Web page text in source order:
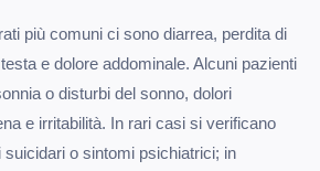
più comuni ci sono diarrea, perdita di
e dolore addominale. Alcuni pazienti
o disturbi del sonno, dolori
e irritabilità. In rari casi si verificano
o sintomi psichiatrici; in